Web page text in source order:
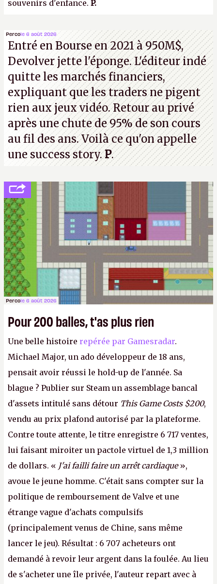
souvenirs d'enfance. P.
Percole 6 août 2026
Entré en Bourse en 2021 à 950M$,
Devolver jette l'éponge. L'éditeur indé
quitte les marchés financiers,
expliquant que les traders ne pigent
rien aux jeux vidéo. Retour au privé
après une chute de 95% de son cours
au fil des ans. Voilà ce qu'on appelle
une success story.P.
Percole 6 août 2026
Pour 200 balles, t'as plus rien
Une belle histoire repérée par Gamesradar.
Michael Major, un ado développeur de 18 ans,
pensait avoir réussi le hold-up de l'année. Sa
blague ? Publier sur Steam un assemblage bancal
d'assets intitulé sans détour This Game Costs $200,
vendu au prix plafond autorisé par la plateforme.
Contre toute attente, le titre enregistre 6 717 ventes,
lui faisant miroiter un pactole virtuel de 1,3 million
de dollars. « J'ai failli faire un arrêt cardiaque»,
avoue le jeune homme. C'était sans compter sur la
politique de remboursement de Valve et une
étrange vague d'achats compulsifs
(principalement venus de Chine, sans même
lancer le jeu). Résultat : 6 707 acheteurs ont
demandé à revoir leur argent dans la foulée. Au lieu
de s'acheter une île privée, l'auteur repart avec à